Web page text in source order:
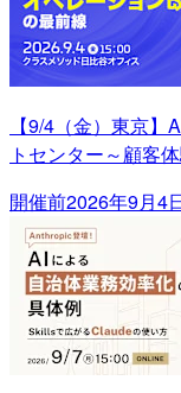
【9/4（金）東京
トセンター～顧客
開催前2026年9月4